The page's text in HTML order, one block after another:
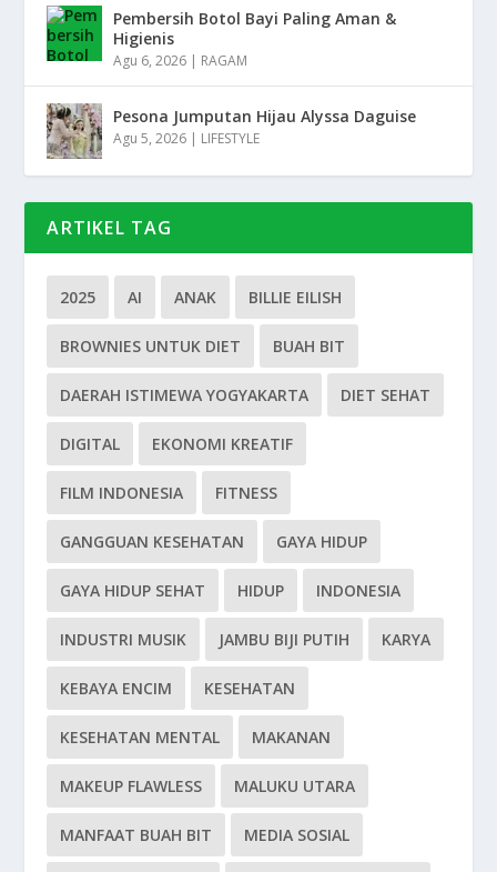
Pembersih Botol Bayi Paling Aman &
Higienis
Agu 6, 2026 | RAGAM
Pesona Jumputan Hijau Alyssa Daguise
Agu 5, 2026 | LIFESTYLE
ARTIKEL TAG
2025 AI ANAK BILLIE EILISH
BROWNIES UNTUK DIET BUAH BIT
DAERAH ISTIMEWA YOGYAKARTA DIET SEHAT
DIGITAL EKONOMI KREATIF
FILM INDONESIA FITNESS
GANGGUAN KESEHATAN GAYA HIDUP
GAYA HIDUP SEHAT HIDUP INDONESIA
INDUSTRI MUSIK JAMBU BIJI PUTIH KARYA
KEBAYA ENCIM KESEHATAN
KESEHATAN MENTAL MAKANAN
MAKEUP FLAWLESS MALUKU UTARA
MANFAAT BUAH BIT MEDIA SOSIAL